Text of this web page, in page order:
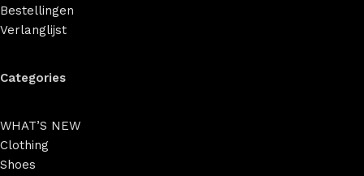
Bestellingen
Verlanglijst
Categories
WHAT’S NEW
Clothing
Shoes